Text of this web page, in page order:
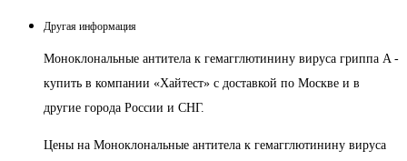
Другая информация
Моноклональные антитела к гемагглютинину вируса гриппа A -
купить в компании «Хайтест» с доставкой по Москве и в
другие города России и СНГ.
Цены на Моноклональные антитела к гемагглютинину вируса